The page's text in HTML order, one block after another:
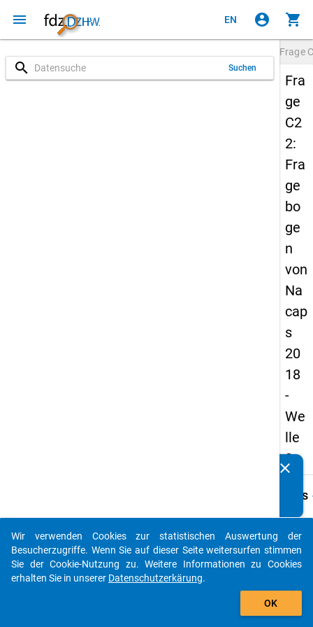
menu EN account_circle shopping_cart
search Suchen
Frage
Fra
ge
C2
2:
Fra
ge
bo
ge
n
von
Na
cap
s
20
18
-
We
lle
3
Details
C22
clear
auto_stories
add_shopping_cart
Wir verwenden Cookies zur statistischen Auswertung der
Besucherzugriffe. Wenn Sie auf dieser Seite weitersurfen stimmen
Sie der Cookie-Nutzung zu. Weitere Informationen zu Cookies
erhalten Sie in unserer Datenschutzerkärung.
OK